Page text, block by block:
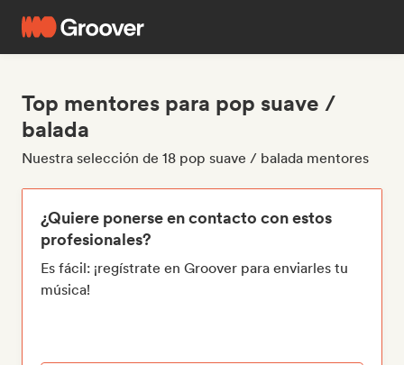
Top mentores para pop suave /
balada
Nuestra selección de 18 pop suave / balada mentores
¿Quiere ponerse en contacto con estos
profesionales?
Es fácil: ¡regístrate en Groover para enviarles tu
música!